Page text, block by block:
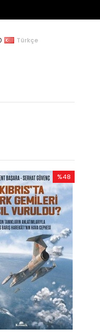
Türkçe
%48
İndirim
%48İndirim